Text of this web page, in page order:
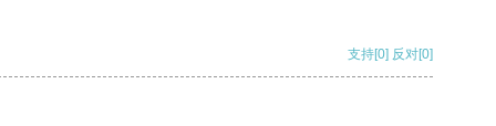
支持[0] 反对[0]